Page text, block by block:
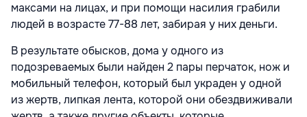
максами на лицах, и при помощи насилия грабили
людей в возрасте 77-88 лет, забирая у них деньги.
В результате обысков, дома у одного из
подозреваемых были найден 2 пары перчаток, нож и
мобильный телефон, который был украден у одной
из жертв, липкая лента, которой они обездвиживали